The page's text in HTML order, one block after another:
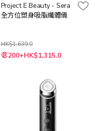
Project E Beauty - Sera
全方位塑身吸脂纖體儀
HK$1,639.0
特
殊 200+HK$1,315.0